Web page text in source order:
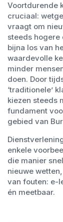
Voortdurende
cruciaal:
vraagt om
steeds hogere
bijna los van
waardevolle
minder
doen. Door
‘traditionele’
kiezen steeds
fundament
gebied van
enkele
die manier
nieuwe
van fouten: e-
én meetbaar.